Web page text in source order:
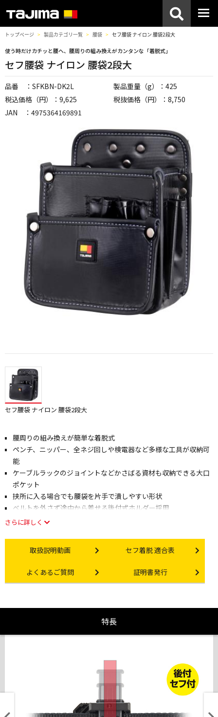
トップページ 製品カテゴリ一覧 腰袋 セフ腰袋 ナイロン 腰袋2段大
使う時だけカチッと腰へ、腰周りの組み換えがカンタンな「着脱式」
セフ腰袋 ナイロン 腰袋2段大
品番 ：SFKBN-DK2L
製品重量（g）：425
税込価格（円）：9,625
税抜価格（円）：8,750
JAN ：4975364169891
セフ腰袋 ナイロン 腰袋2段大
腰周りの組み換えが簡単な着脱式
ペンチ、ニッパー、全ネジ回しや検電器など多様な工具が収納可
能
ケーブルラックのジョイントなどかさばる資材も収納できる大口
ポケット
挟所に入る場合でも腰袋を片手で潰しやすい形状
ベルトを外さず途中から差せる後付式ホルダー採用
さらに詳しく
Instruction video
取扱説明動画 Other link
セフ着脱 適合表
Other link
よくあるご質問 Certificate Issuance
証明書発行
特長